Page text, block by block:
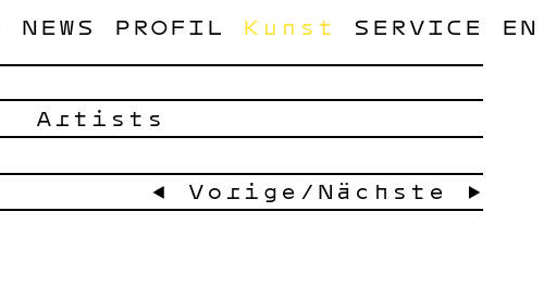
NEWS PROFIL
Kunst
Artists
SERVICE EN
← Vorige / Nächste →